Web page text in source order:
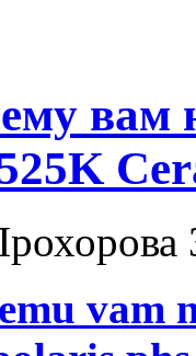
вам